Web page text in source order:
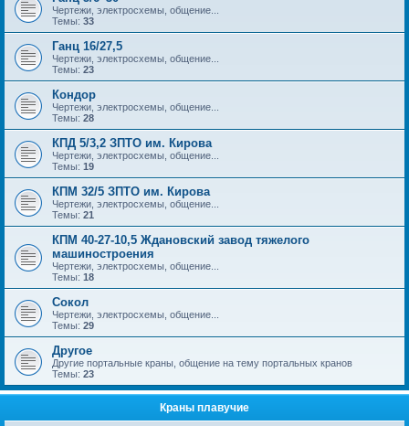
Чертежи, электросхемы, общение...
Темы: 33
Ганц 16/27,5
Чертежи, электросхемы, общение...
Темы: 23
Кондор
Чертежи, электросхемы, общение...
Темы: 28
КПД 5/3,2 ЗПТО им. Кирова
Чертежи, электросхемы, общение...
Темы: 19
КПМ 32/5 ЗПТО им. Кирова
Чертежи, электросхемы, общение...
Темы: 21
КПМ 40-27-10,5 Ждановский завод тяжелого
машиностроения
Чертежи, электросхемы, общение...
Темы: 18
Сокол
Чертежи, электросхемы, общение...
Темы: 29
Другое
Другие портальные краны, общение на тему портальных кранов
Темы: 23
Краны плавучие